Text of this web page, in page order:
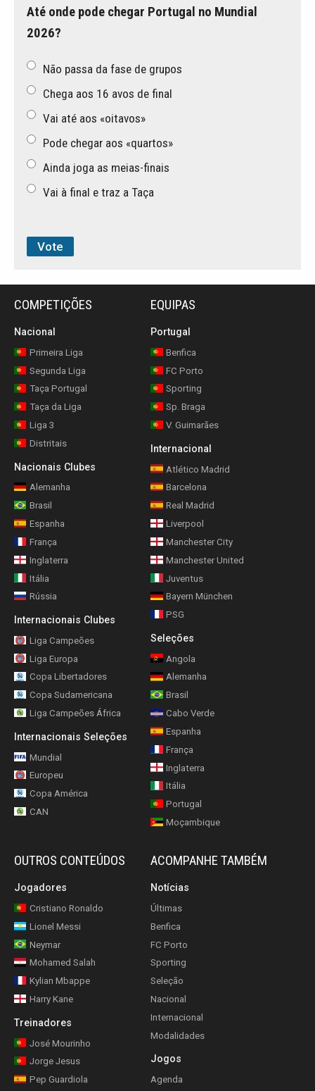
Até onde pode chegar Portugal no Mundial
2026?
Não passa da fase de grupos
Chega aos 16 avos de final
Vai até aos «oitavos»
Pode chegar aos «quartos»
Ainda joga as meias-finais
Vai à final e traz a Taça
COMPETIÇÕES
Nacional
Primeira Liga
Segunda Liga
Taça Portugal
Taça da Liga
Liga 3
Distritais
Nacionais Clubes
Alemanha
Brasil
Espanha
França
Inglaterra
Itália
Rússia
Internacionais Clubes
Liga Campeões
Liga Europa
Copa Libertadores
Copa Sudamericana
Liga Campeões África
Internacionais Seleções
Mundial
Europeu
Copa América
CAN
EQUIPAS
Portugal
Benfica
FC Porto
Sporting
Sp. Braga
V. Guimarães
Internacional
Atlético Madrid
Barcelona
Real Madrid
Liverpool
Manchester City
Manchester United
Juventus
Bayern München
PSG
Seleções
Angola
Alemanha
Brasil
Cabo Verde
Espanha
França
Inglaterra
Itália
Portugal
Moçambique
OUTROS CONTEÚDOS
Jogadores
Cristiano Ronaldo
Lionel Messi
Neymar
Mohamed Salah
Kylian Mbappe
Harry Kane
Treinadores
José Mourinho
Jorge Jesus
Pep Guardiola
ACOMPANHE TAMBÉM
Notícias
Últimas
Benfica
FC Porto
Sporting
Seleção
Nacional
Internacional
Modalidades
Jogos
Agenda